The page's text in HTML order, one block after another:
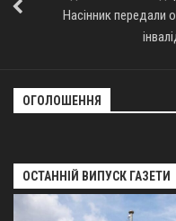
Насінник передали
ОГОЛОШЕННЯ
ОСТАННІЙ ВИПУСК ГАЗЕТИ